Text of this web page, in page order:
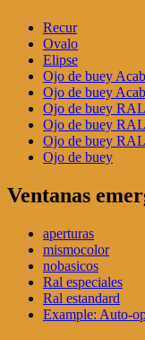
Recur
Ovalo
Elipse
Ojo de buey
Ojo de buey
Ojo de buey
Ojo de buey
Ojo de buey
Ojo de buey
Ventanas
aperturas
mismocolor
nobasicos
Ral especiales
Ral estandard
Example: Auto-